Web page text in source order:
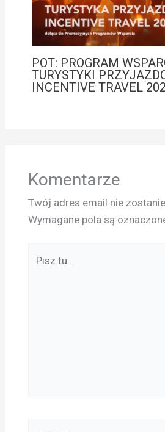
POT: PROGRAM
TURYSTYKI
INCENTIVE TRAVEL
Komentarze
Twój adres email nie
Wymagane pola są